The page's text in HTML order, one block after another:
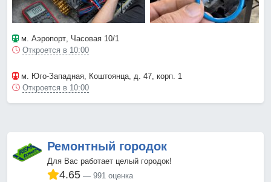
м. Аэропорт, Часовая 10/1
Откроется в 10:00
м. Юго-Западная, Коштоянца, д. 47, корп. 1
Откроется в 10:00
Ремонтный городок
Для Вас работает целый городок!
4.65 991 оценка